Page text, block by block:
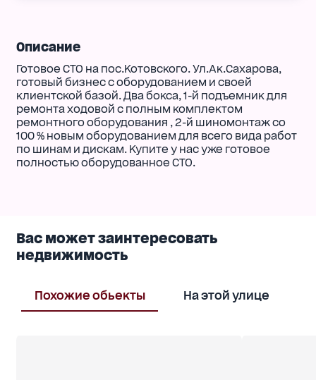
Описание
Готовое СТО на пос.Котовского. Ул.Ак.Сахарова,
готовый бизнес с оборудованием и своей
клиентской базой. Два бокса, 1-й подъемник для
ремонта ходовой с полным комплектом
ремонтного оборудования , 2-й шиномонтаж со
100 % новым оборудованием для всего вида работ
по шинам и дискам. Купите у нас уже готовое
полностью оборудованное СТО.
Вас может заинтересовать
недвижимость
Похожие обьекты На этой улице